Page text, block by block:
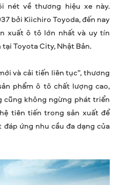
nét về thương hiệu xe này.
bởi Kiichiro Toyoda, đến nay
xuất ô tô lớn nhất và uy tín
Toyota City, Nhật Bản.
và cải tiến liên tục”, thương
phẩm ô tô chất lượng cao,
cũng không ngừng phát triển
tiên tiến trong sản xuất để
ứng nhu cầu đa dạng của